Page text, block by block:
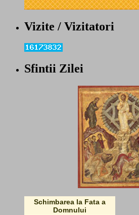
Vizite / Vizitatori
Sfintii Zilei
Schimbarea la Fata a
Domnului